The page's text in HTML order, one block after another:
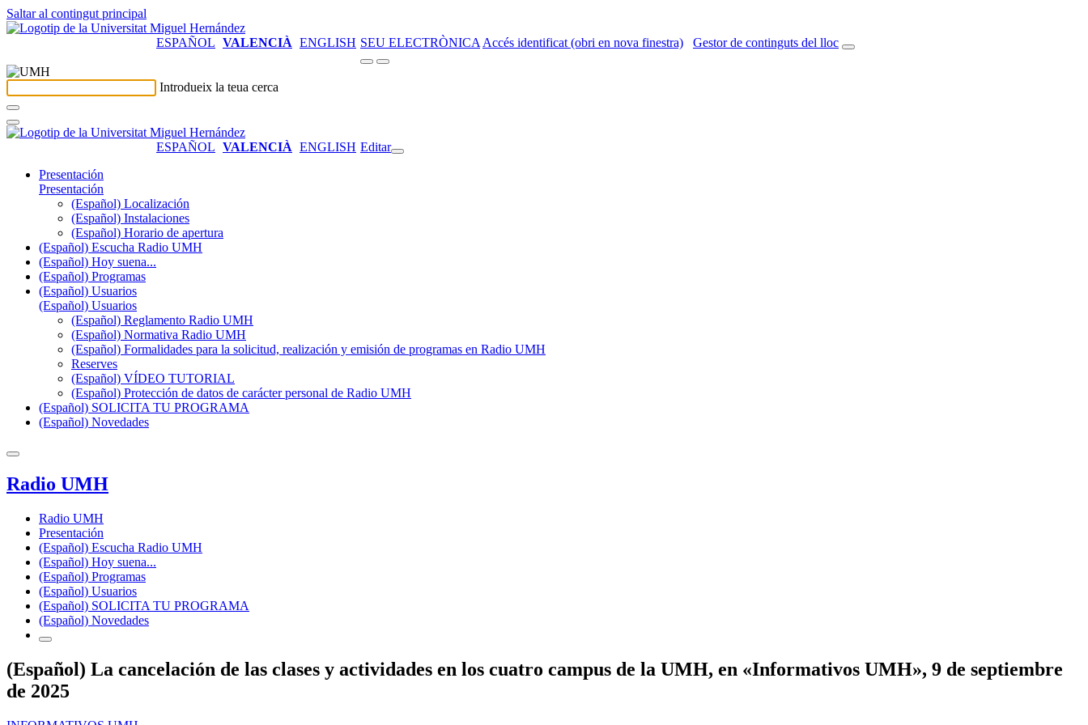
Saltar al contingut principal
ESPAÑOL VALENCIÀ ENGLISH SEU ELECTRÒNICA Accés identificat (obri en nova finestra) Gestor de continguts del lloc
Introdueix la teua cerca
ESPAÑOL VALENCIÀ ENGLISH Editar
Presentación
Presentación
(Español) Localización
(Español) Instalaciones
(Español) Horario de apertura
(Español) Escucha Radio UMH
(Español) Hoy suena...
(Español) Programas
(Español) Usuarios
(Español) Usuarios
(Español) Reglamento Radio UMH
(Español) Normativa Radio UMH
(Español) Formalidades para la solicitud, realización y emisión de programas en Radio UMH
Reserves
(Español) VÍDEO TUTORIAL
(Español) Protección de datos de carácter personal de Radio UMH
(Español) SOLICITA TU PROGRAMA
(Español) Novedades
Radio UMH
Radio UMH
Presentación
(Español) Escucha Radio UMH
(Español) Hoy suena...
(Español) Programas
(Español) Usuarios
(Español) SOLICITA TU PROGRAMA
(Español) Novedades
(Español) La cancelación de las clases y actividades en los cuatro campus de la UMH, en «Informativos UMH», 9 de septiembre
de 2025